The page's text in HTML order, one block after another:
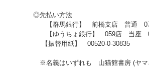
◎先払い方法
【群馬銀行】 前橋支店 普通
【ゆうちょ銀行】 059店 当座
【振替用紙】 00520-0-30835
※名義はいずれも 山猫館書房 (ヤマ